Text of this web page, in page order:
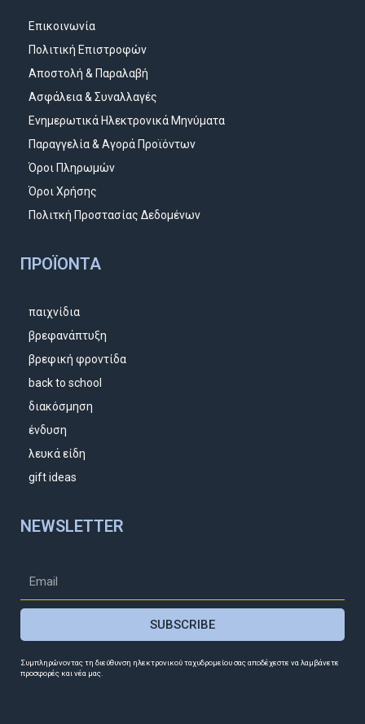
Επικοινωνία
Πολιτική Επιστροφών
Αποστολή & Παραλαβή
Ασφάλεια & Συναλλαγές
Ενημερωτικά Ηλεκτρονικά Μηνύματα
Παραγγελία & Αγορά Προϊόντων
Όροι Πληρωμών
Όροι Χρήσης
Πολιτκή Προστασίας Δεδομένων
ΠΡΟΪΌΝΤΑ
παιχνίδια
βρεφανάπτυξη
βρεφική φροντίδα
back to school
διακόσμηση
ένδυση
λευκά είδη
gift ideas
NEWSLETTER
SUBSCRIBE
Συμπληρώνοντας τη διεύθυνση ηλεκτρονικού ταχυδρομείου σας αποδέχεστε να λαμβάνετε
προσφορές και νέα μας.